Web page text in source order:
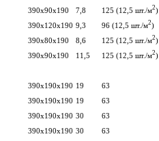
390х90х190 7,8 125 (12,5 шт./м2)
390х120х190 9,3 96 (12,5 шт./м2)
390х80х190 8,6 125 (12,5 шт./м2)
390х90х190 11,5 125 (12,5 шт./м2)
390х190х190 19 63
390х190х190 19 63
390х190х190 30 63
390х190х190 30 63